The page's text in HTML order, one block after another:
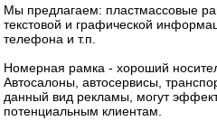
Мы предлагаем: пластмассовые
текстовой и графической
телефона и т.п.
Номерная рамка - хороший
Автосалоны, автосервисы,
данный вид рекламы, могут
потенциальным клиентам.